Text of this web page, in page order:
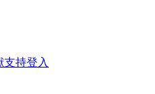
支持登入